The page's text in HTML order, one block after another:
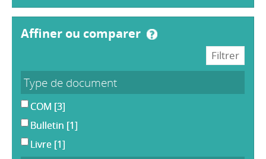
affiner ou comparer
Type de document
COM [3]
Bulletin [1]
Livre [1]